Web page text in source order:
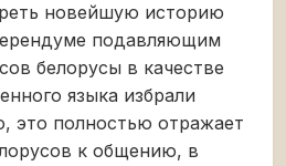
новейшую историю
подавляющим
белорусы в качестве
языка избрали
это полностью отражает
к общению, в